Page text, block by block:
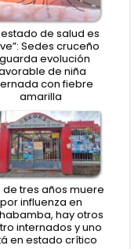
estado de salud es
Sedes cruceño
evolución
de niña
con fiebre
amarilla
de tres años muere
por influenza en
hay otros
internados y uno
en estado crítico